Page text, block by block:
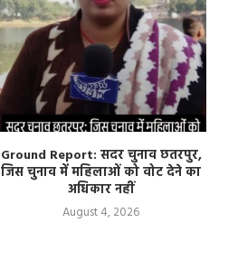
Ground Report: सदर चुनाव छतरपुर,
जिस चुनाव में महिलाओं को वोट देने का
अधिकार नहीं
August 4, 2026